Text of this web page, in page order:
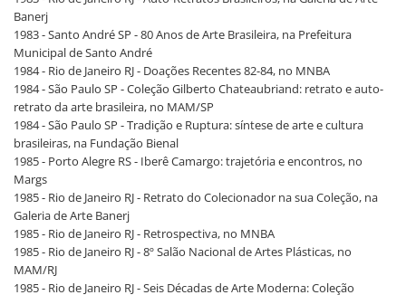
Banerj
1983 - Santo André SP - 80 Anos de Arte Brasileira, na Prefeitura
Municipal de Santo André
1984 - Rio de Janeiro RJ - Doações Recentes 82-84, no MNBA
1984 - São Paulo SP - Coleção Gilberto Chateaubriand: retrato e auto-
retrato da arte brasileira, no MAM/SP
1984 - São Paulo SP - Tradição e Ruptura: síntese de arte e cultura
brasileiras, na Fundação Bienal
1985 - Porto Alegre RS - Iberê Camargo: trajetória e encontros, no
Margs
1985 - Rio de Janeiro RJ - Retrato do Colecionador na sua Coleção, na
Galeria de Arte Banerj
1985 - Rio de Janeiro RJ - Retrospectiva, no MNBA
1985 - Rio de Janeiro RJ - 8º Salão Nacional de Artes Plásticas, no
MAM/RJ
1985 - Rio de Janeiro RJ - Seis Décadas de Arte Moderna: Coleção